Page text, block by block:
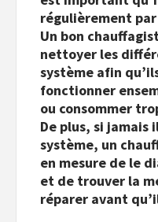
régulièrement
Un bon
nettoyer les
système afin
fonctionner
ou consommer
De plus, si jamais
système, un
en mesure de le
et de trouver la
réparer avant